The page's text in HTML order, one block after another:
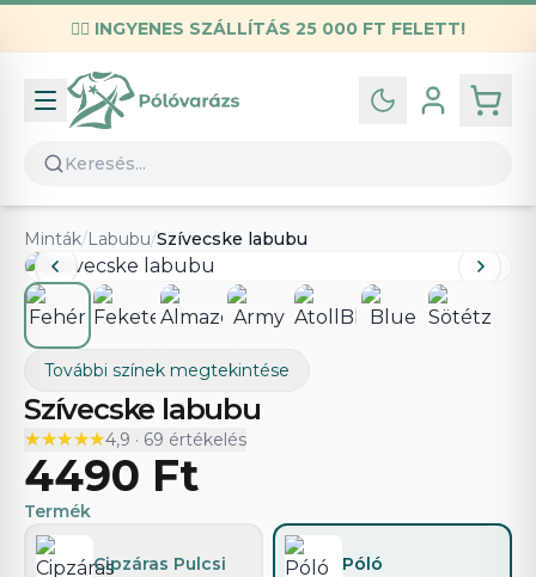
✌🏼 INGYENES SZÁLLÍTÁS 25 000 FT FELETT!
Infó
Kapcsolat
GYIK
Általános szerződési feltételek
Adatvédelmi nyilatkozat
Minták/Labubu/Szívecske labubu
További színek megtekintése
Szívecske labubu
★★★★★
★★★★★4,9 · 69 értékelés
4490 Ft
Termék
Cipzáras Pulcsi Póló